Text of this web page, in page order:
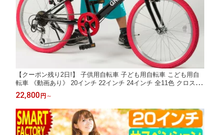
【クーポン残り2日!】 子供用自転車 子ども用自転車 こども用自
転車 《動画あり》 20インチ 22インチ 24インチ 全11色 クロスバ
イク シマノ 6段変速 こども じてんしゃ 男の子 女の子 小学生 キ
ッズ ジュニア ☆ プレゼント ギフト 防災 猛暑 酷暑対策 熱中症対
策 節約
22,800 円 ～